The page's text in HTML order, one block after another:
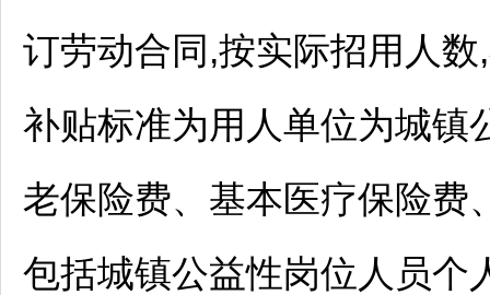
订劳动合同,按实际招用人
补贴标准为用人单位为城镇
老保险费、基本医疗保险费
包括城镇公益性岗位人员个